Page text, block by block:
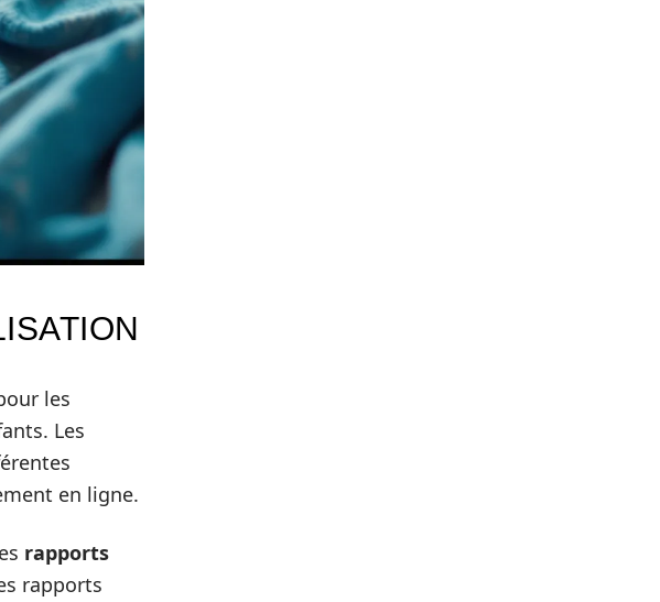
les
Les
en ligne.
rapports
rapports